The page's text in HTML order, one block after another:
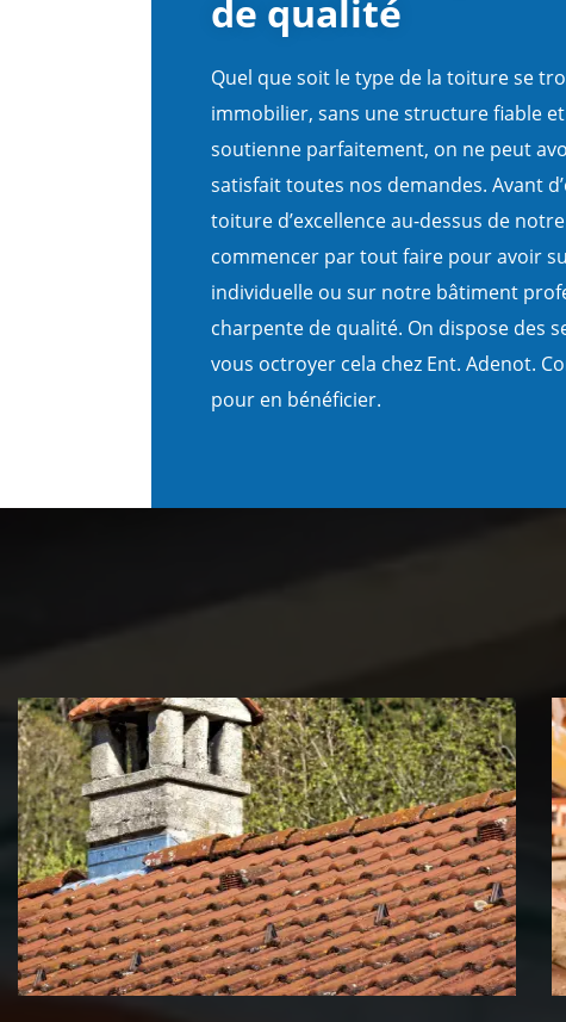
de qualité
Quel que soit le type de la toiture se
immobilier, sans une structure fiable
soutienne parfaitement, on ne peut
satisfait toutes nos demandes. Avant
toiture d’excellence au-dessus de
commencer par tout faire pour avoir
individuelle ou sur notre bâtiment
charpente de qualité. On dispose des
vous octroyer cela chez Ent. Adenot.
pour en bénéficier.
Couvreur zingueur 39 Jura